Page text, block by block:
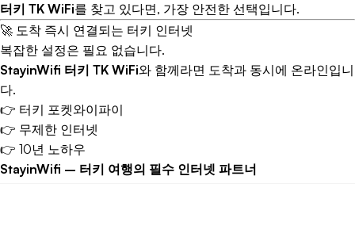
터키 TK WiFi를 찾고 있다면, 가장 안전한 선택입니다.
🚀 도착 즉시 연결되는 터키 인터넷
복잡한 설정은 필요 없습니다.
StayinWifi 터키 TK WiFi와 함께라면 도착과 동시에 온라인입니
다.
👉 터키 포켓와이파이
👉 무제한 인터넷
👉 10년 노하우
StayinWifi – 터키 여행의 필수 인터넷 파트너